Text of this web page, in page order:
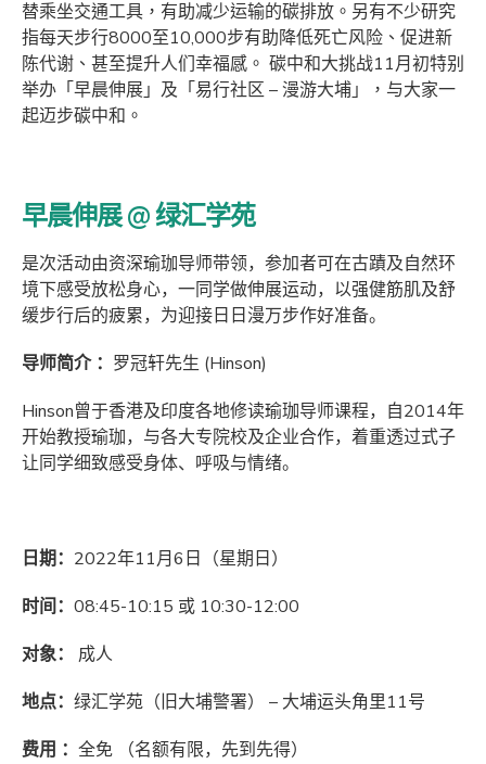
替乘坐交通工具，有助减少运输的碳排放。另有不少研究
指每天步行8000至10,000步有助降低死亡风险、促进新
陈代谢、甚至提升人们幸福感。 碳中和大挑战11月初特别
举办「早晨伸展」及 「易行社区–漫游大埔」
，与大家一
起迈步碳中和。
早晨伸展 @ 绿汇学苑
是次活动由资深瑜珈导师带领，参加者可在古蹟及自然环
境下感受放松身心，一同学做伸展运动，以强健筋肌及舒
缓步行后的疲累，为迎接日日漫万步作好准备。
导师简介 ： 罗冠轩先生 (Hinson)
Hinson曾于香港及印度各地修读瑜珈导师课程，自2014年
开始教授瑜珈，与各大专院校及企业合作，着重透过式子
让同学细致感受身体、呼吸与情绪。
日期： 2022年11月6日（星期日）
时间： 08:45-10:15 或 10:30-12:00
对象：
成人
地点： 绿汇学苑（旧大埔警署） – 大埔运头角里11号
费用 ： 全免 （名额有限，先到先得）